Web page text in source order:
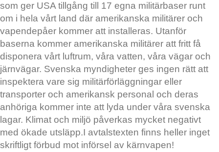
som ger USA tillgång till 17 egna militärbaser runt
om i hela vårt land där amerikanska militärer och
vapendepåer kommer att installeras. Utanför
baserna kommer amerikanska militärer att fritt få
disponera vårt luftrum, våra vatten, våra vägar och
järnvägar. Svenska myndigheter ges ingen rätt att
inspektera vare sig militärförläggningar eller
transporter och amerikansk personal och deras
anhöriga kommer inte att lyda under våra svenska
lagar. Klimat och miljö påverkas mycket negativt
med ökade utsläpp.I avtalstexten finns heller inget
skriftligt förbud mot införsel av kärnvapen!